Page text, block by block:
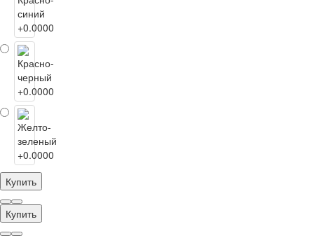
Купить
Купить